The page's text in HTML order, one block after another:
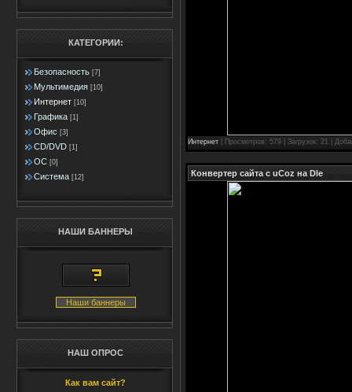
КАТЕГОРИИ:
Безопасность [7]
Мультимедия [10]
Интернет [10]
Графика [1]
Офис [3]
CD/DVD [1]
ОС [0]
Система [12]
НАШИ БАННЕРЫ
Наши баннеры
НАШ ОПРОС
Как вам сайт?
Интернет | Просмотров: 579 | Загрузок: 21 |
Конвертер сайта с uCoz на Dle